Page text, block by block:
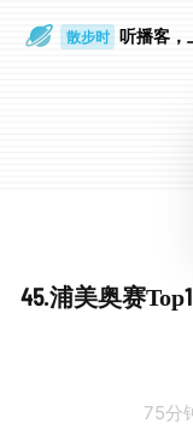
散步时
通勤路上
听播客，
45.浦美奥赛
75分